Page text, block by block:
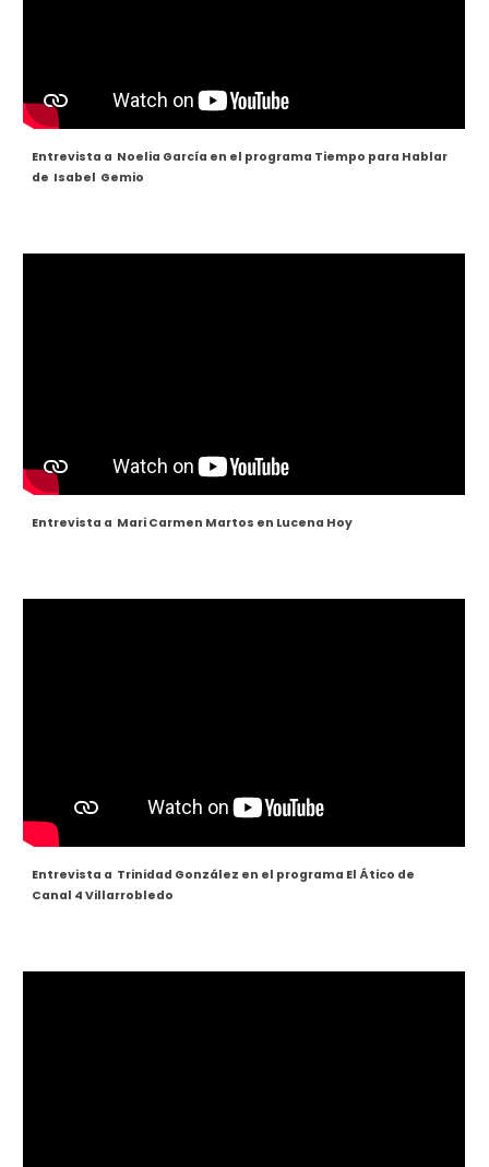
Entrevista a Noelia García en el programa Tiempo para Hablar
de Isabel Gemio
Entrevista a Mari Carmen Martos en Lucena Hoy
Entrevista a Trinidad González en el programa El Ático de
Canal 4 Villarrobledo